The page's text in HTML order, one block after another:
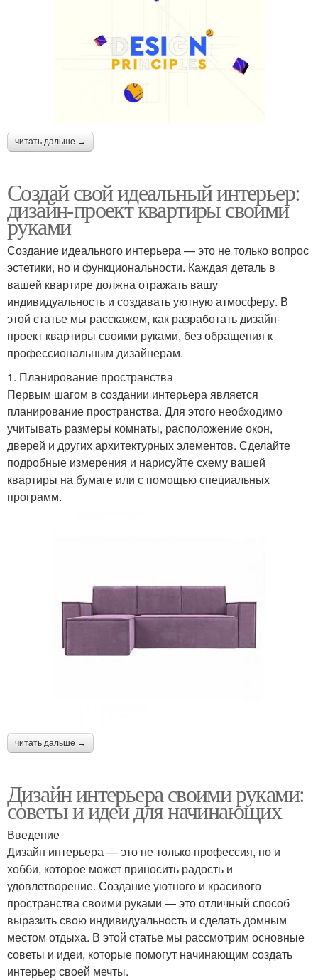
читать дальше →
Создай свой идеальный интерьер:
дизайн-проект квартиры своими
руками
Создание идеального интерьера — это не только вопрос
эстетики, но и функциональности. Каждая деталь в
вашей квартире должна отражать вашу
индивидуальность и создавать уютную атмосферу. В
этой статье мы расскажем, как разработать дизайн-
проект квартиры своими руками, без обращения к
профессиональным дизайнерам.
1. Планирование пространства
Первым шагом в создании интерьера является
планирование пространства. Для этого необходимо
учитывать размеры комнаты, расположение окон,
дверей и других архитектурных элементов. Сделайте
подробные измерения и нарисуйте схему вашей
квартиры на бумаге или с помощью специальных
программ.
читать дальше →
Дизайн интерьера своими руками:
советы и идеи для начинающих
Введение
Дизайн интерьера — это не только профессия, но и
хобби, которое может приносить радость и
удовлетворение. Создание уютного и красивого
пространства своими руками — это отличный способ
выразить свою индивидуальность и сделать домным
местом отдыха. В этой статье мы рассмотрим основные
советы и идеи, которые помогут начинающим создать
интерьер своей мечты.